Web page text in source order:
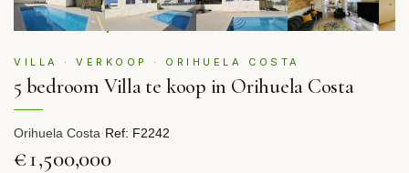
VILLA · VERKOOP · ORIHUELA COSTA
5 bedroom Villa te koop in Orihuela Costa
Orihuela Costa·Ref: F2242
€1,500,000